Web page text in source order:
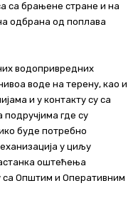
са брањене стране и на
одбрана од поплава
водопривредних
воде на терену, као и
и у контакту су са
где су
буде потребно
у циљу
оштећења
са Општим и Оперативним